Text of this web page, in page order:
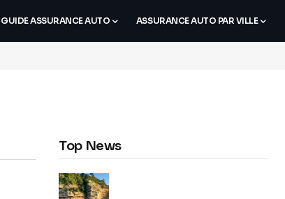
GUIDE ASSURANCE AUTO ASSURANCE AUTO PAR VILLE
Top News